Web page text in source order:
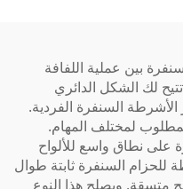
بين عملية اللفافة
لك الشكل الدائري
السنفرة الفردية.
لمختلف المهام.
على نطاق واسع للألواح
للحزام السنفرة ثابتة طوال
متسقة. ويصلح هذا النوع